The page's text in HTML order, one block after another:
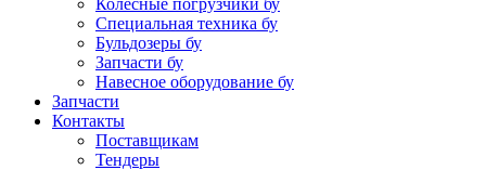
Специальная техника бу
Бульдозеры бу
Запчасти бу
Навесное оборудование бу
Запчасти
Контакты
Поставщикам
Тендеры